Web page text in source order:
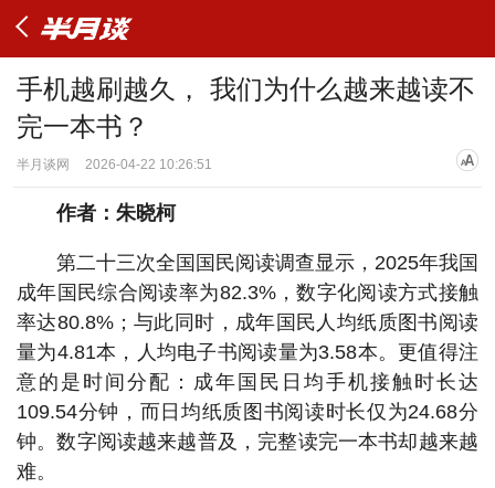
手机越刷越久， 我们为什么越来越读不
完一本书？
半月谈网 2026-04-22 10:26:51
作者：朱晓柯
第二十三次全国国民阅读调查显示，2025年我国
成年国民综合阅读率为82.3%，数字化阅读方式接触
率达80.8%；与此同时，成年国民人均纸质图书阅读
量为4.81本，人均电子书阅读量为3.58本。更值得注
意的是时间分配：成年国民日均手机接触时长达
109.54分钟，而日均纸质图书阅读时长仅为24.68分
钟。数字阅读越来越普及，完整读完一本书却越来越
难。